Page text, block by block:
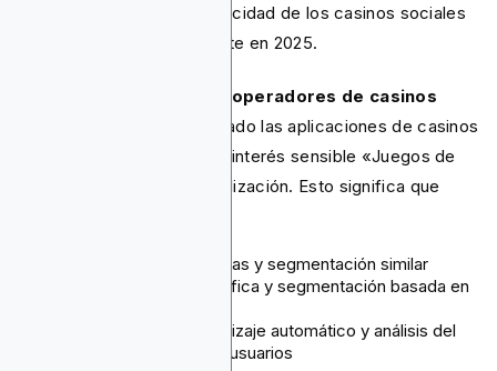
real. Las reglas para la publicidad de los casinos sociales
cambiaron significativamente en 2025.
Buenas noticias para los operadores de casinos
Google ha eliminado las aplicaciones de casinos
sociales de la categoría de interés sensible «Juegos de
azar» con fines de personalización. Esto significa que
Audiencias personalizadas y segmentación similar
Segmentación demográfica y segmentación basada en
Optimización del aprendizaje automático y análisis del
comportamiento de los usuarios